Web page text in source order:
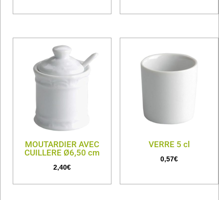
MOUTARDIER AVEC
CUILLERE Ø6,50 cm
2,40€
VERRE 5 cl
0,57€